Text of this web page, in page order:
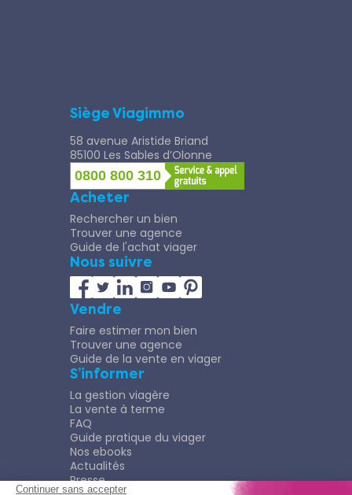
Siège Viagimmo
58 avenue Aristide Briand
85100 Les Sables d’Olonne
0800 800 310
Acheter
Rechercher un bien
Trouver une agence
Guide de l'achat viager
Nous suivre
Vendre
Faire estimer mon bien
Trouver une agence
Guide de la vente en viager
S’informer
La gestion viagère
La vente à terme
FAQ
Guide pratique du viager
Nos ebooks
Actualités
Presse